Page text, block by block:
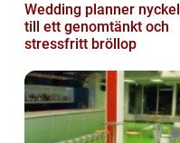
Wedding planner nyckeln
till ett genomtänkt och
stressfritt bröllop